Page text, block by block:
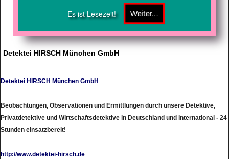
Es ist Lesezeit!
Detektei HIRSCH München GmbH
Detektei HIRSCH München GmbH
Beobachtungen, Observationen und Ermittlungen durch unsere Detektive,
Privatdetektive und Wirtschaftsdetektive in Deutschland und international - 24
Stunden einsatzbereit!
http://www.detektei-hirsch.de